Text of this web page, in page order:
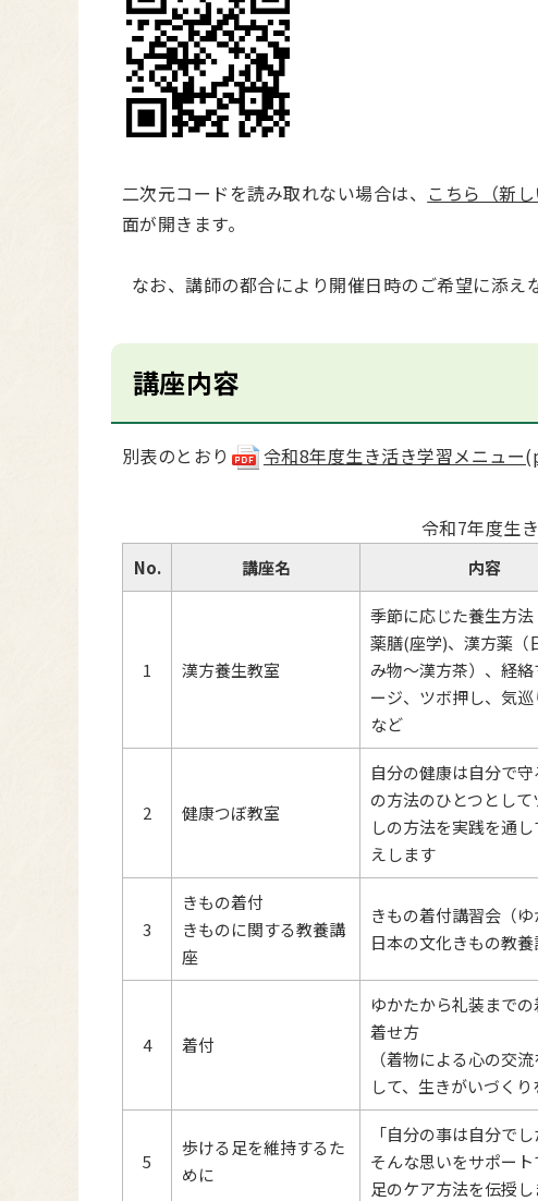
二次元コードを読み取れない場合は、 こちら（新
面が開きます。
なお、講師の都合により開催日時のご希望に添え
講座内容
別表のとおり 令和8年度生き活き学習メニュー
令和7年度生
No. 講座名 内容
1 漢方養生教室
季節に応じた養生方法
薬膳(座学)、漢方薬（
み物～漢方茶）、経絡
ージ、ツボ押し、気巡
など
2 健康つぼ教室
自分の健康は自分で守
の方法のひとつとして
しの方法を実践を通
えします
3
きもの着付
きものに関する教養講
座
きもの着付講習会（ゆ
日本の文化きもの教養
4 着付
ゆかたから礼装までの
着せ方
（着物による心の交
して、生きがいづくり
5
歩ける足を維持するた
めに
「自分の事は自分でし
そんな思いをサポート
足のケア方法を伝授